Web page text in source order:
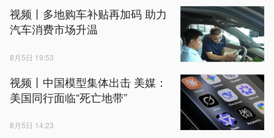
视频丨多地购车补贴再加码 助力
汽车消费市场升温
8月5日 19:53
视频丨中国模型集体出击 美媒：
美国同行面临“死亡地带”
8月5日 14:23